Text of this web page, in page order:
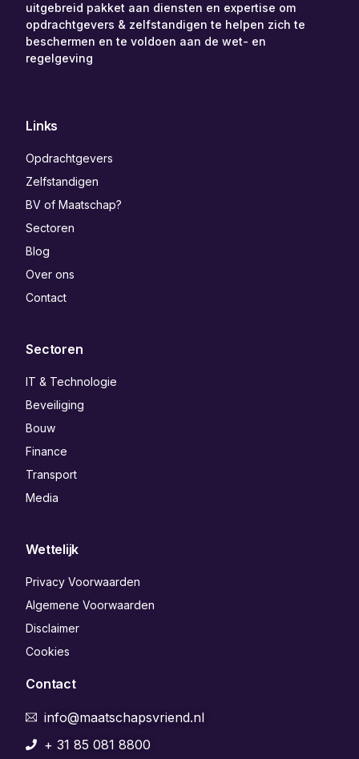
uitgebreid pakket aan diensten en expertise om
opdrachtgevers & zelfstandigen te helpen zich te
beschermen en te voldoen aan de wet- en
regelgeving
Links
Opdrachtgevers
Zelfstandigen
BV of Maatschap?
Sectoren
Blog
Over ons
Contact
Sectoren
IT & Technologie
Beveiliging
Bouw
Finance
Transport
Media
Wettelijk
Privacy Voorwaarden
Algemene Voorwaarden
Disclaimer
Cookies
Contact
info@maatschapsvriend.nl
+ 31 85 081 8800